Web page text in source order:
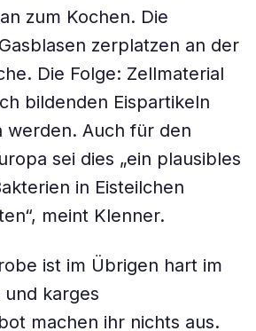
zum Kochen. Die
zerplatzen an der
Die Folge: Zellmaterial
bildenden Eispartikeln
werden. Auch für den
sei dies „ein plausibles
in Eisteilchen
meint Klenner.
ist im Übrigen hart im
karges
machen ihr nichts aus.